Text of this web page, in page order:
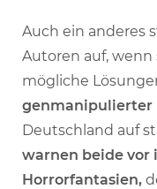
Auch ein anderes
Autoren auf, wenn
mögliche
genmanipulierter
Deutschland auf
warnen beide vor
Horrorfantasien,